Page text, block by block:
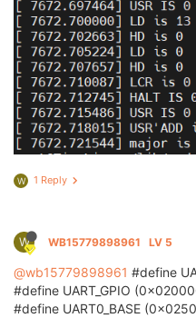
W 1 Reply
W WB15779898961 LV 5
@wb15779898961 #define
#define UART_GPIO
#define UART0_BASE